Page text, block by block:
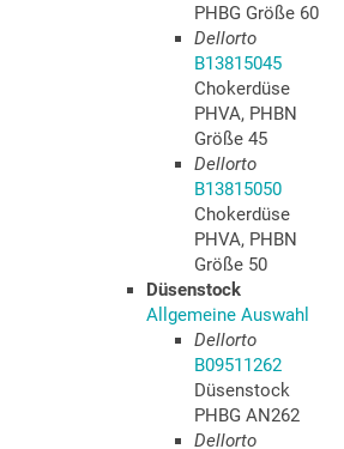
PHBG Größe 60
Dellorto
B13815045
Chokerdüse
PHVA, PHBN
Größe 45
Dellorto
B13815050
Chokerdüse
PHVA, PHBN
Größe 50
Düsenstock
Allgemeine Auswahl
Dellorto
B09511262
Düsenstock
PHBG AN262
Dellorto